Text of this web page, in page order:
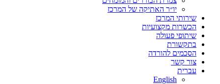
יו״ר האתיקה של המרכז
שירותי המרכז
הכשרות מקצועיות
שיתופי פעולה
בתקשורת
הסכמים להורדה
צור קשר
עברית
English